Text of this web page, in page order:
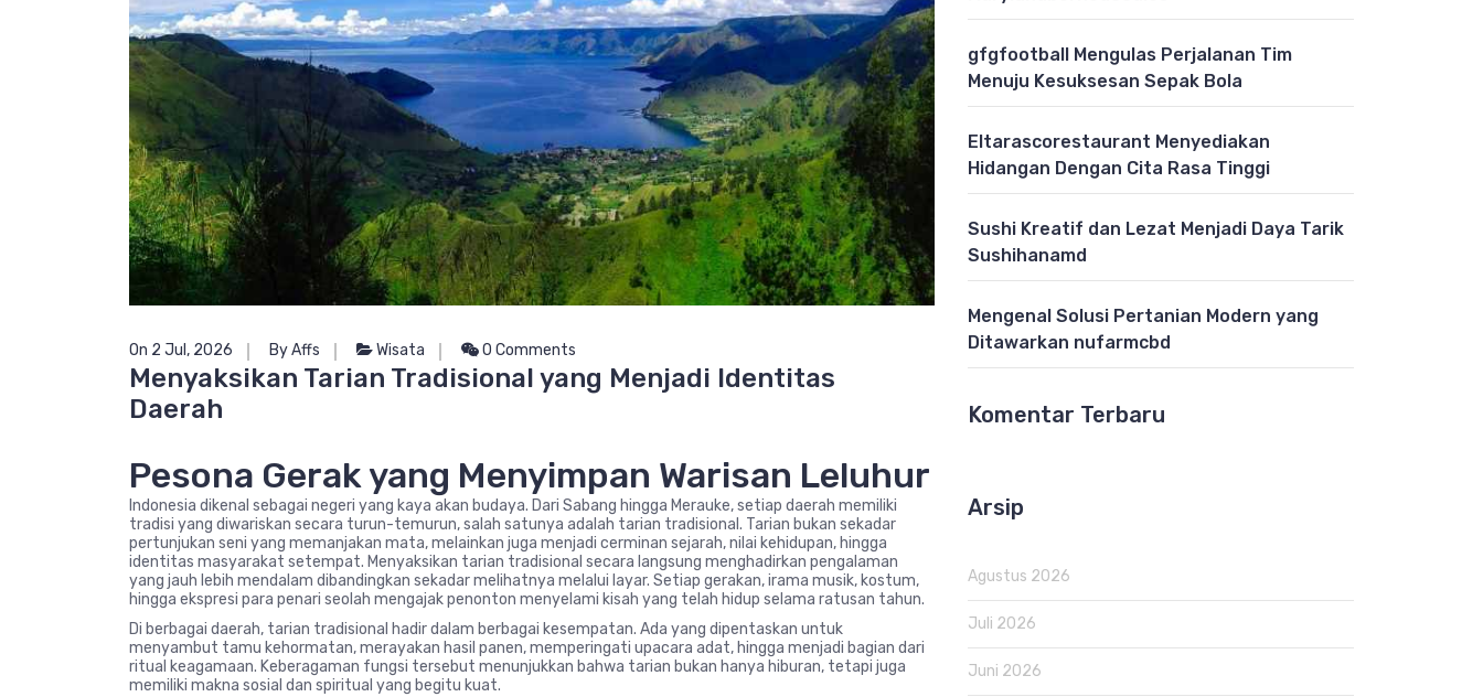
On 2 Jul, 2026 By Affs Wisata 0 Comments
Menyaksikan Tarian Tradisional yang Menjadi Identitas
Daerah
Pesona Gerak yang Menyimpan Warisan Leluhur
Indonesia dikenal sebagai negeri yang kaya akan budaya. Dari Sabang hingga Merauke, setiap daerah memiliki
tradisi yang diwariskan secara turun-temurun, salah satunya adalah tarian tradisional. Tarian bukan sekadar
pertunjukan seni yang memanjakan mata, melainkan juga menjadi cerminan sejarah, nilai kehidupan, hingga
identitas masyarakat setempat. Menyaksikan tarian tradisional secara langsung menghadirkan pengalaman
yang jauh lebih mendalam dibandingkan sekadar melihatnya melalui layar. Setiap gerakan, irama musik, kostum,
hingga ekspresi para penari seolah mengajak penonton menyelami kisah yang telah hidup selama ratusan tahun.
Di berbagai daerah, tarian tradisional hadir dalam berbagai kesempatan. Ada yang dipentaskan untuk
menyambut tamu kehormatan, merayakan hasil panen, memperingati upacara adat, hingga menjadi bagian dari
ritual keagamaan. Keberagaman fungsi tersebut menunjukkan bahwa tarian bukan hanya hiburan, tetapi juga
memiliki makna sosial dan spiritual yang begitu kuat.
gfgfootball Mengulas Perjalanan Tim
Menuju Kesuksesan Sepak Bola
Eltarascorestaurant Menyediakan
Hidangan Dengan Cita Rasa Tinggi
Sushi Kreatif dan Lezat Menjadi Daya Tarik
Sushihanamd
Mengenal Solusi Pertanian Modern yang
Ditawarkan nufarmcbd
Komentar Terbaru
Arsip
Agustus 2026
Juli 2026
Juni 2026